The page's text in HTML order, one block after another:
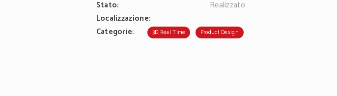
Stato:
Realizzato
Localizzazione:
Categorie:
3D Real Time Product Design